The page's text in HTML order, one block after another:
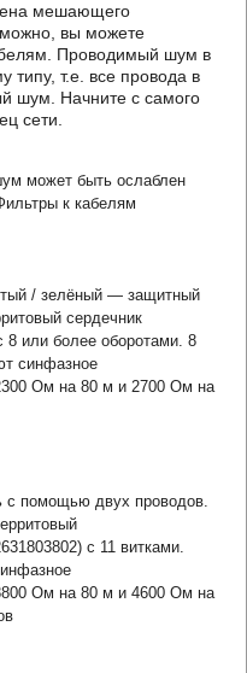
мешающего
вы можете
Проводимый шум в
типу, т.е. все провода в
шум. Начните с самого
сети.
может быть ослаблен
к кабелям
/ зелёный — защитный
сердечник
8 или более оборотами. 8
синфазное
Ом на 80 м и 2700 Ом на
с помощью двух проводов.
с 11 витками.
Ом на 80 м и 4600 Ом на